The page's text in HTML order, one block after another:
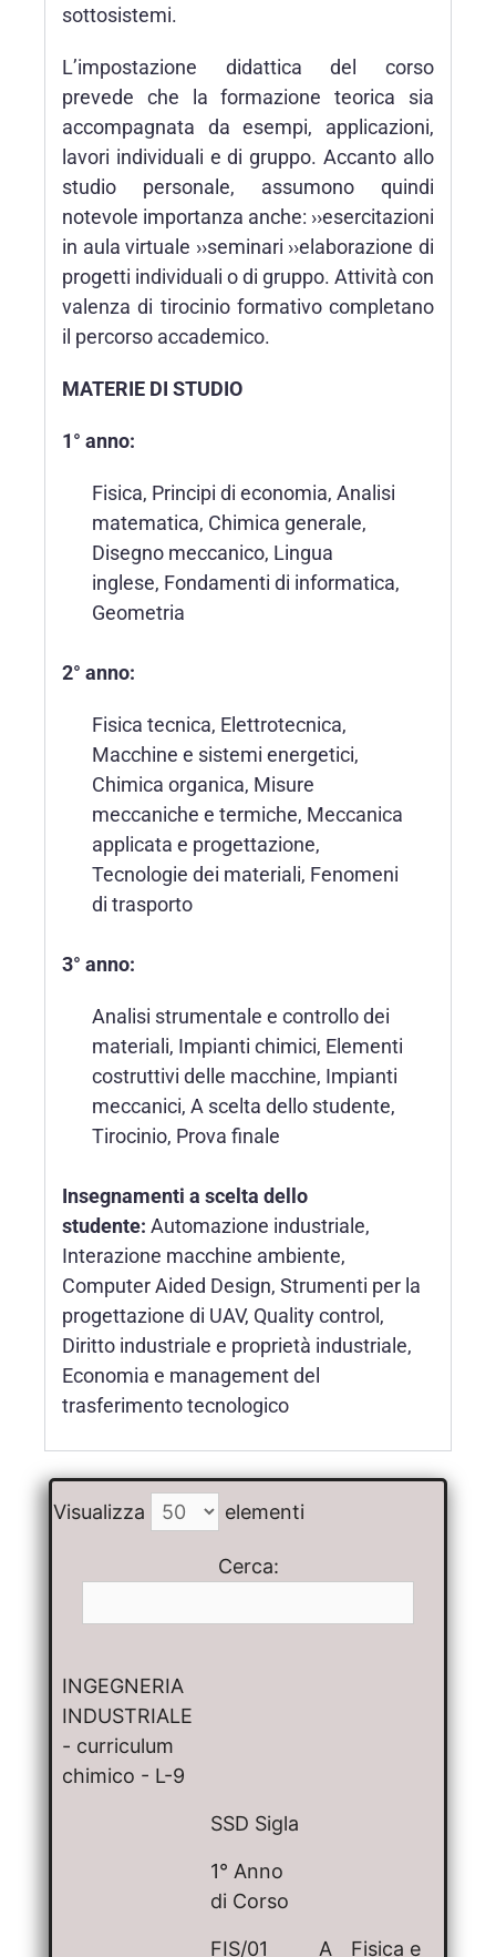
sottosistemi.
L’impostazione didattica del corso
prevede che la formazione teorica sia
accompagnata da esempi, applicazioni,
lavori individuali e di gruppo. Accanto allo
studio personale, assumono quindi
notevole importanza anche: ››esercitazioni
in aula virtuale ››seminari ››elaborazione di
progetti individuali o di gruppo. Attività con
valenza di tirocinio formativo completano
il percorso accademico.
MATERIE DI STUDIO
1° anno:
Fisica, Principi di economia, Analisi
matematica, Chimica generale,
Disegno meccanico, Lingua
inglese, Fondamenti di informatica,
Geometria
2° anno:
Fisica tecnica, Elettrotecnica,
Macchine e sistemi energetici,
Chimica organica, Misure
meccaniche e termiche, Meccanica
applicata e progettazione,
Tecnologie dei materiali, Fenomeni
di trasporto
3° anno:
Analisi strumentale e controllo dei
materiali, Impianti chimici, Elementi
costruttivi delle macchine, Impianti
meccanici, A scelta dello studente,
Tirocinio, Prova finale
Insegnamenti a scelta dello
studente: Automazione industriale,
Interazione macchine ambiente,
Computer Aided Design, Strumenti per la
progettazione di UAV, Quality control,
Diritto industriale e proprietà industriale,
Economia e management del
trasferimento tecnologico
Visualizza elementi
Cerca:
INGEGNERIA
INDUSTRIALE
- curriculum
chimico - L-9
SSD Sigla
1° Anno
di Corso
FIS/01 A Fisica e